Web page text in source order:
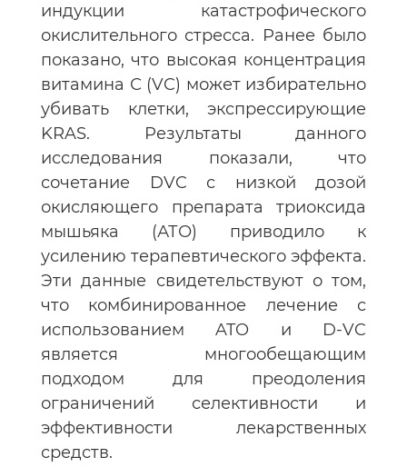
индукции катастрофического
окислительного стресса. Ранее было
показано, что высокая концентрация
витамина С (VC) может избирательно
убивать клетки, экспрессирующие
KRAS. Результаты данного
исследования показали, что
сочетание DVC с низкой дозой
окисляющего препарата триоксида
мышьяка (АТО) приводило к
усилению терапевтического эффекта.
Эти данные свидетельствуют о том,
что комбинированное лечение с
использованием ATO и D-VC
является многообещающим
подходом для преодоления
ограничений селективности и
эффективности лекарственных
средств.